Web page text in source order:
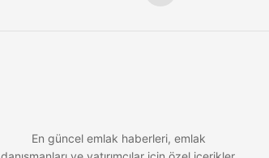
En güncel emlak haberleri, emlak